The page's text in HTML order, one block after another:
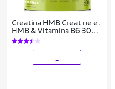
Creatina HMB Creatine et
HMB & Vitamina B6 300g
- Chef Whey